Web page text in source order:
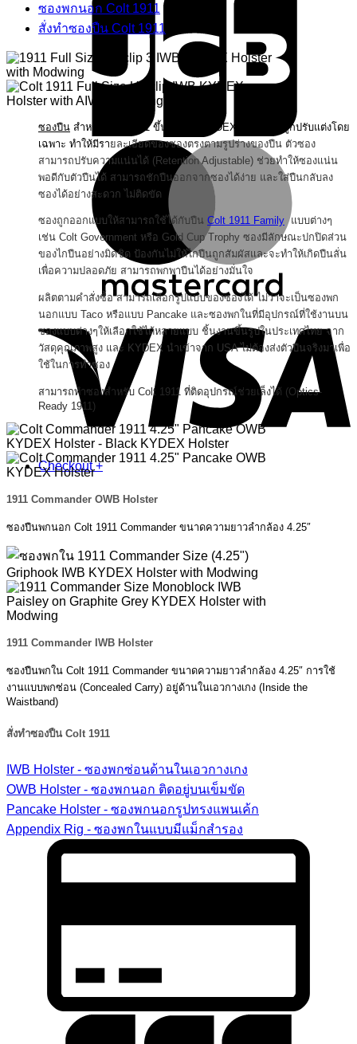
Checkout +
ซองพกนอก Colt 1911
สั่งทำซองปืน Colt 1911
ซองปืน สำหรับ Colt 1911 ขึ้นรูปจาก KYDEX ด้วยโมลที่ถูกปรับแต่งโดย
เฉพาะ ทำให้มีรายละเอียดของซองตรงตามรูปร่างของปืน ตัวซอง
สามารถปรับความแน่นได้ (Retention Adjustable) ช่วยทำให้ซองแน่น
พอดีกับตัวปืนได้ สามารถชักปืนออกจากซองได้ง่าย และใส่ปืนกลับลง
ซองได้อย่างสะดวก ไม่ติดขัด
ซองถูกออกแบบให้สามารถใช้ได้กับปืน Colt 1911 Family แบบต่างๆ
เช่น Colt Government หรือ Gold Cup Trophy ซองมีลักษณะปกปิดส่วน
ของไกปืนอย่างมิดชิด ป้องกันไม่ให้ไกปืนถูกสัมผัสและจะทำให้เกิดปืนลั่น
เพื่อความปลอดภัย สามารถพกพาปืนได้อย่างมั่นใจ
ผลิตตามคำสั่งซื้อ สามารถเลือกรูปแบบของซองได้ ไม่ว่าจะเป็นซองพก
นอกแบบ Taco หรือแบบ Pancake และซองพกในที่มีอุปกรณ์ที่ใช้งานบน
ซองแบบต่างๆให้เลือกใช้ได้หลายแบบ ชิ้นงานขึ้นรูปในประเทศไทย จาก
วัสดุคุณภาพสูง และ KYDEX นำเข้าจาก USAไม่ต้องส่งตัวปืนจริงมาเพื่อ
ใช้ในการทำซอง
สามารถทำซองสำหรับ Colt 1911 ที่ติดอุปกรณ์ช่วยเล็งได้ (Optics-
Ready 1911)
1911 Commander OWB Holster
ซองปืนพกนอก Colt 1911 Commander ขนาดความยาวลำกล้อง 4.25″
1911 Commander IWB Holster
ซองปืนพกใน Colt 1911 Commander ขนาดความยาวลำกล้อง 4.25″ การใช้
งานแบบพกซ่อน (Concealed Carry) อยู่ด้านในเอวกางเกง (Inside the
Waistband)
สั่งทำซองปืน Colt 1911
IWB Holster - ซองพกซ่อนด้านในเอวกางเกง
OWB Holster - ซองพกนอก ติดอยู่บนเข็มขัด
Pancake Holster - ซองพกนอกรูปทรงแพนเค้ก
Appendix Rig - ซองพกในแบบมีแม็กสำรอง